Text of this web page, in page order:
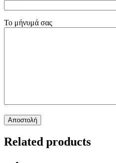
Το μήνυμά σας
Related products